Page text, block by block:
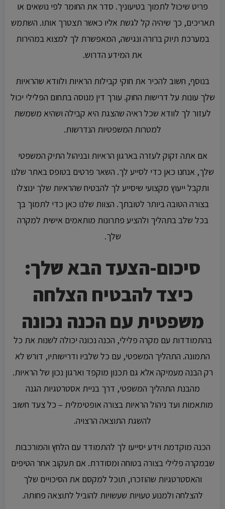
פריט שיכול לתמוך בטיעוניך. סדר את החומר לפי נושאים או
תאריכים, כך שיהיה קל לגשת אליו כאשר תצטרך אותו. השתמש
במערכת תיוק ברורה ונגישה, המאפשרת לך למצוא במהירות
את המידע הדרוש.
בנוסף, חשוב להכיר את חוקי קבילות הראיות ולוודא שהראיות
שלך עונות על דרישות החוק. עורך דין מנוסה בתחום הפלילי יכול
לעזור לך לוודא שכל ראיה שהצגת היא קבילה ושהיא משמשת
למטרות המשפטיות הנדרשות.
אם אתה זקוק לעזרה בארגון הראיות ובניהול התיק המשפטי
שלך, אנחנו כאן כדי לסייע לך. השאר פרטים בטופס באתר שלנו
ותקבל ייעוץ מקצועי שיסייע לך להבטיח שהראיות שלך ינוצלו
בצורה הטובה ביותר לטובתך. הצוות שלנו כאן כדי לתמוך בך
בכל שלב בתהליך ולהציע פתרונות מותאמים אישית למקרה
שלך.
סיכום-הצעד הבא שלך:
כיצד להבטיח הצלחה
משפטית עם הכנה נכונה
בהתמודדות עם מקרה פלילי, הכנה נכונה יכולה לשנות את כל
התמונה. התהליך המשפטי, עם כל שלביו ודרישותיו, דורש לא
רק הבנה מעמיקה אלא גם תכנון מוקפד וארגון נכון של הראיות.
מהבנת התהליך המשפטי, דרך בניית אסטרטגיות הגנה
מותאמות ועד ניהול הראיות בצורה אופטימלית – כל צעד חשוב
להשגת התוצאה הרצויה.
הכנה מוקדמת וידע יסייעו לך להתמודד עם הלחץ והמורכבות
שבמקרה פלילי בצורה בטוחה ומסודרת. אם תעקוב אחר הטיפים
והאסטרטגיות שהוזכרו, תוכל למקסם את הסיכויים שלך
להצלחה ולמנוע טעויות שעשויות להוביל לתוצאה פחותה.